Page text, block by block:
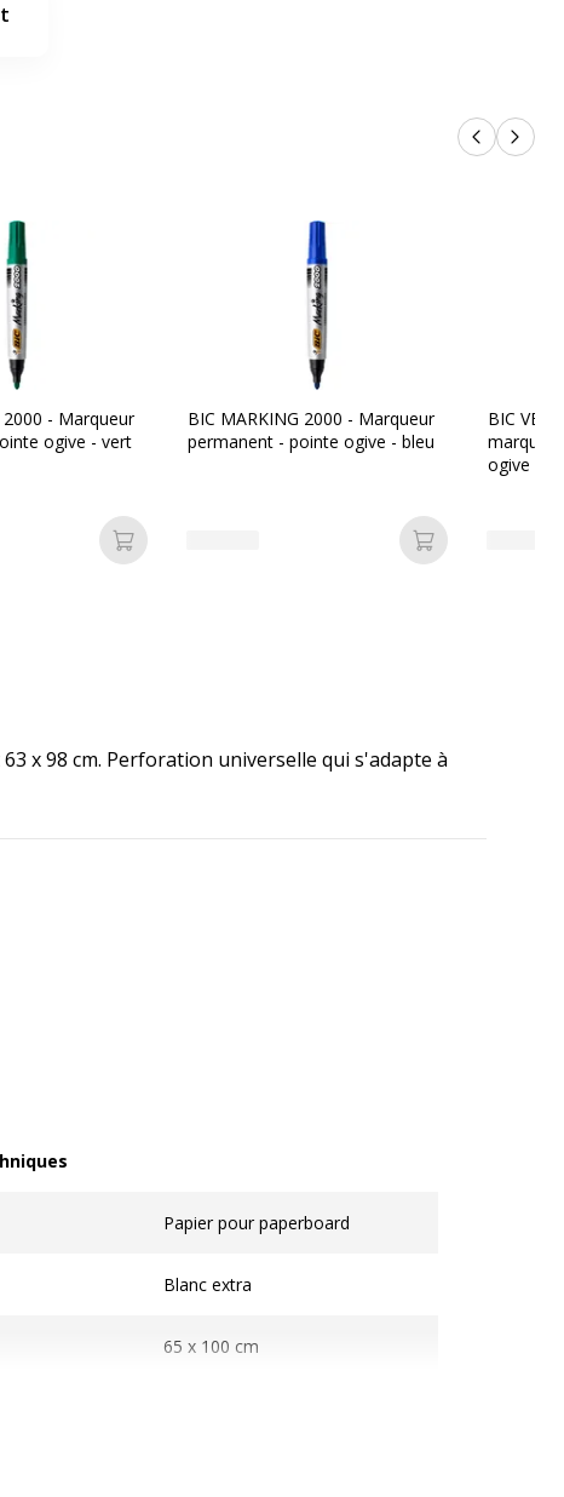
Produits
2000 - Marqueur
ogive - vert
Ajouter au panier
BIC MARKING 2000 - Marqueur
permanent - pointe ogive - bleu
Ajouter au
BIC
ogive -
x 98 cm. Perforation universelle qui s'adapte à
Papier pour paperboard
Blanc extra
65 x 100 cm